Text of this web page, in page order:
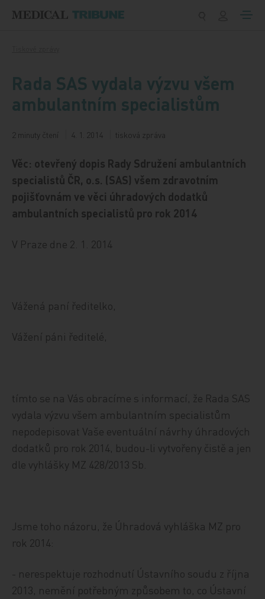
Rada SAS vydala výzvu všem
ambulantním specialistům
2 minuty čtení 4. 1. 2014 tisková zpráva
Věc: otevřený dopis Rady Sdružení ambulantních
specialistů ČR, o.s. (SAS) všem zdravotním
pojišťovnám ve věci úhradových dodatků
ambulantních specialistů pro rok 2014
V Praze dne 2. 1. 2014
Vážená paní ředitelko,
Vážení páni ředitelé,
tímto se na Vás obracíme s informací, že Rada SAS
vydala výzvu všem ambulantním specialistům
nepodepisovat Vaše eventuální návrhy úhradových
dodatků pro rok 2014, budou-li vytvořeny čistě a jen
dle vyhlášky MZ 428/2013 Sb.
Jsme toho názoru, že Úhradová vyhláška MZ pro
rok 2014:
- nerespektuje rozhodnutí Ústavního soudu z října
2013, nemění potřebným způsobem to, co Ústavní